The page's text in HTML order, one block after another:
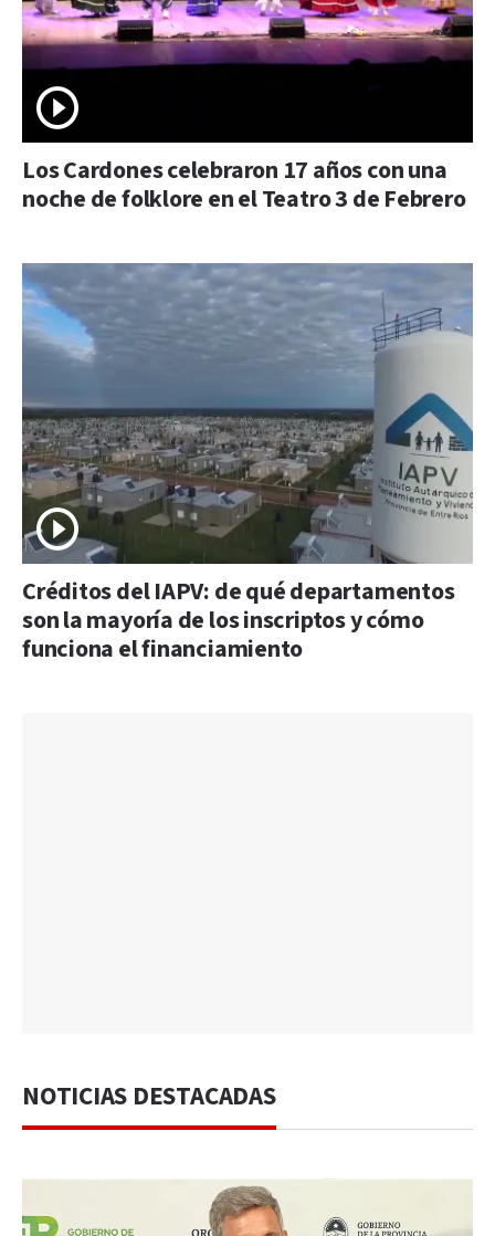
Los Cardones celebraron 17 años con una
noche de folklore en el Teatro 3 de Febrero
Créditos del IAPV: de qué departamentos
son la mayoría de los inscriptos y cómo
funciona el financiamiento
NOTICIAS DESTACADAS